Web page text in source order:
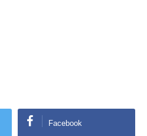
Facebook